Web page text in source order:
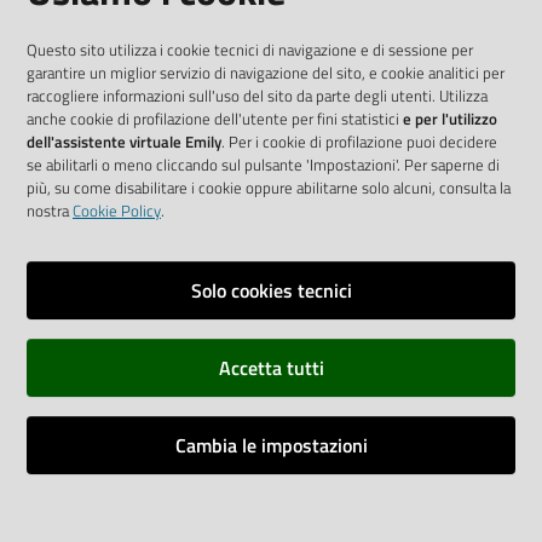
Piazza della Vittoria, 3- 42121 Reggio Emilia
tel.0522 7961
Vai alla pagina
Informative privacy
Dichiarazione di accessibilità
Copyright
Questo sito utilizza i cookie tecnici di navigazione e di sessione per
garantire un miglior servizio di navigazione del sito, e cookie analitici per
raccogliere informazioni sull'uso del sito da parte degli utenti. Utilizza
anche cookie di profilazione dell'utente per fini statistici e per l'utilizzo
dell'assistente virtuale Emily. Per i cookie di profilazione puoi decidere
se abilitarli o meno cliccando sul pulsante 'Impostazioni'. Per saperne di
più, su come disabilitare i cookie oppure abilitarne solo alcuni, consulta la
nostraCookie Policy.
Solo cookies tecnici
Accetta tutti
Cambia le impostazioni